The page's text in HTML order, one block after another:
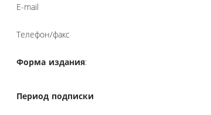
E-mail
Телефон/факс
Форма издания:
Период подписки